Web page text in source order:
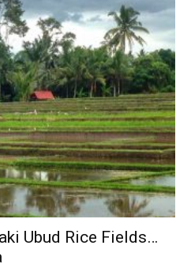
Ubud Rice Fields…